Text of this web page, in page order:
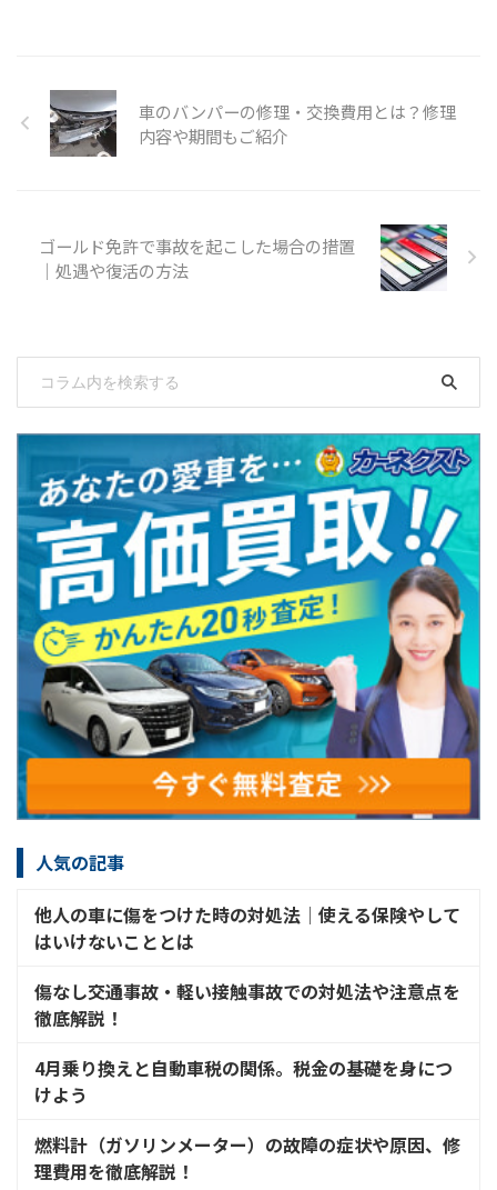
車のバンパーの修理・交換費用とは？修理
内容や期間もご紹介
ゴールド免許で事故を起こした場合の措置
｜処遇や復活の方法
人気の記事
他人の車に傷をつけた時の対処法│使える保険やして
はいけないこととは
傷なし交通事故・軽い接触事故での対処法や注意点を
徹底解説！
4月乗り換えと自動車税の関係。税金の基礎を身につ
けよう
燃料計（ガソリンメーター）の故障の症状や原因、修
理費用を徹底解説！